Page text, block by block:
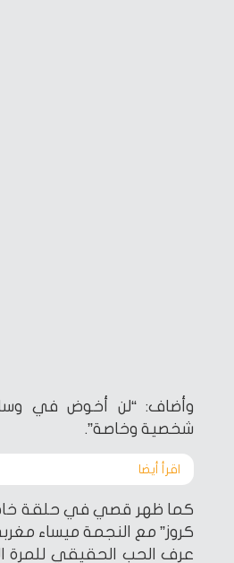
وأضاف: “لن أخوض في
شخصية وخاصة”.
اقرأ أيضا‎
كما ظهر قصي في حلقة
كروز” مع النجمة ميساء